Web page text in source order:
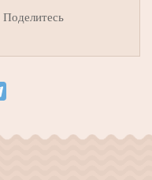
Поделитесь